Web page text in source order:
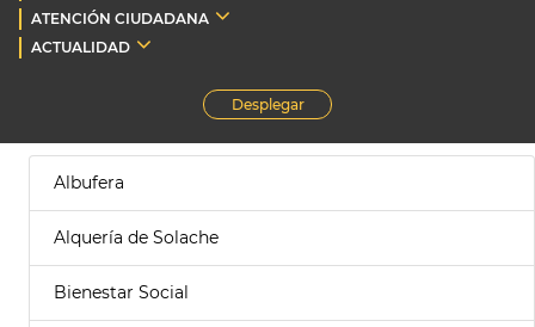
ATENCIÓN CIUDADANA
ACTUALIDAD
Desplegar
Albufera
Alquería de Solache
Bienestar Social